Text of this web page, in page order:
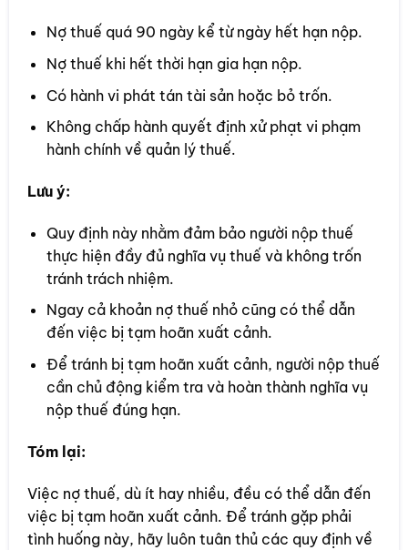
Nợ thuế quá 90 ngày kể từ ngày hết hạn nộp.
Nợ thuế khi hết thời hạn gia hạn nộp.
Có hành vi phát tán tài sản hoặc bỏ trốn.
Không chấp hành quyết định xử phạt vi phạm
hành chính về quản lý thuế.
Lưu ý:
Quy định này nhằm đảm bảo người nộp thuế
thực hiện đầy đủ nghĩa vụ thuế và không trốn
tránh trách nhiệm.
Ngay cả khoản nợ thuế nhỏ cũng có thể dẫn
đến việc bị tạm hoãn xuất cảnh.
Để tránh bị tạm hoãn xuất cảnh, người nộp thuế
cần chủ động kiểm tra và hoàn thành nghĩa vụ
nộp thuế đúng hạn.
Tóm lại:
Việc nợ thuế, dù ít hay nhiều, đều có thể dẫn đến
việc bị tạm hoãn xuất cảnh. Để tránh gặp phải
tình huống này, hãy luôn tuân thủ các quy định về